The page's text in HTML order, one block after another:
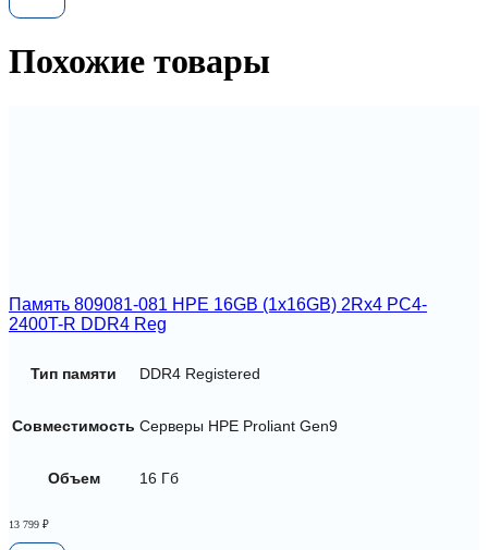
16GB
Rank
Похожие товары
Память 809081-081 HPE 16GB (1x16GB) 2Rx4 PC4-
2400T-R DDR4 Reg
Тип памяти DDR4 Registered
Совместимость Серверы HPE Proliant Gen9
Объем 16 Гб
13 799 ₽